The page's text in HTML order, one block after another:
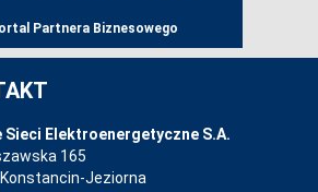
Partnera Biznesowego
Sieci Elektroenergetyczne S.A.
165
Jeziorna